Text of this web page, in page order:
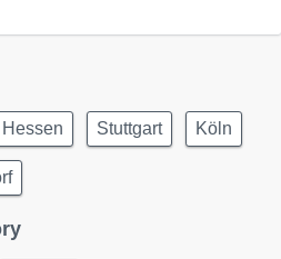
Hessen Stuttgart Köln